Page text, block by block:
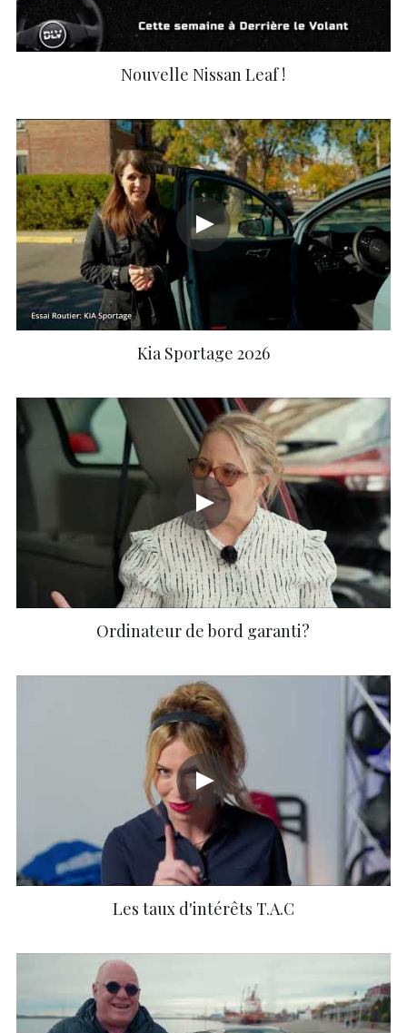
Nouvelle Nissan Leaf !
Kia Sportage 2026
Ordinateur de bord garanti?
Les taux d'intérêts T.A.C